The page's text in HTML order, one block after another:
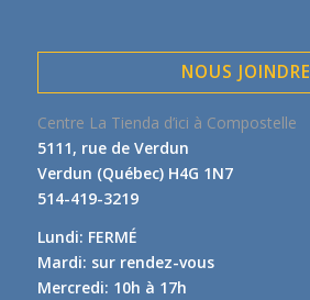
NOUS JOINDRE
Centre La Tienda d’ici à Compostelle
5111, rue de Verdun
Verdun (Québec) H4G 1N7
514-419-3219
Lundi: FERMÉ
Mardi: sur rendez-vous
Mercredi: 10h à 17h